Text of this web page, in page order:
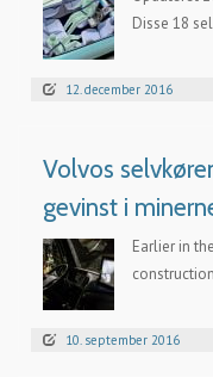
Disse 18
12. december 2016
Volvos
gevinst i
Earlier in
10. september 2016